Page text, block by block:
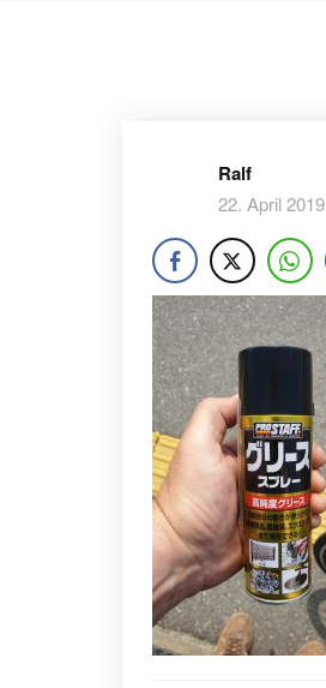
Ralf
22. April 2019